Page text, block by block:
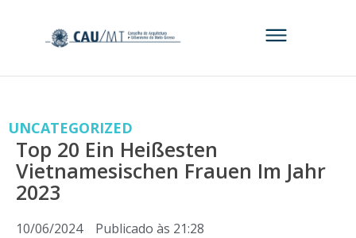
UNCATEGORIZED
Top 20 Ein Heißesten
Vietnamesischen Frauen Im Jahr
2023
10/06/2024 Publicado às 21:28